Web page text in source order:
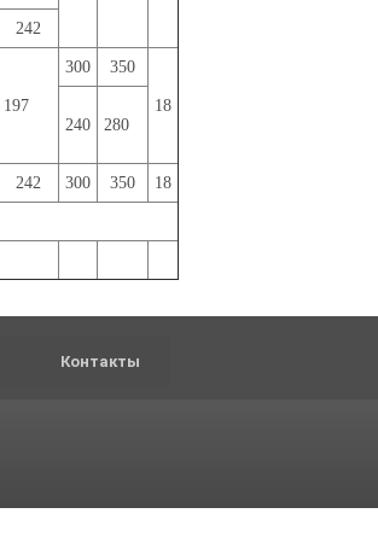
242
197
300 350
18
240
280
242 300 350 18
Контакты